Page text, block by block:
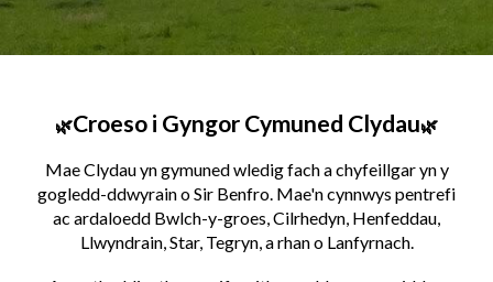
🌿Croeso i Gyngor Cymuned Clydau🌿
Mae Clydau yn gymuned wledig fach a chyfeillgar yn y
gogledd-ddwyrain o Sir Benfro. Mae'n cynnwys pentrefi
ac ardaloedd Bwlch-y-groes, Cilrhedyn, Henfeddau,
Llwyndrain, Star, Tegryn, a rhan o Lanfyrnach.